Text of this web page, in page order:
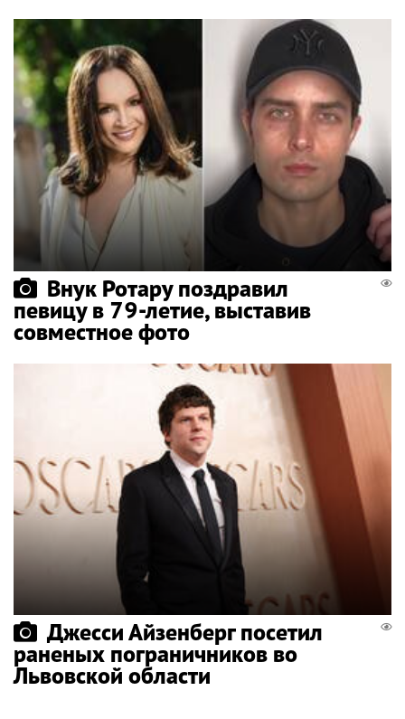
Внук Ротару поздравил
певицу в 79-летие, выставив
совместное фото
Джесси Айзенберг посетил
раненых пограничников во
Львовской области